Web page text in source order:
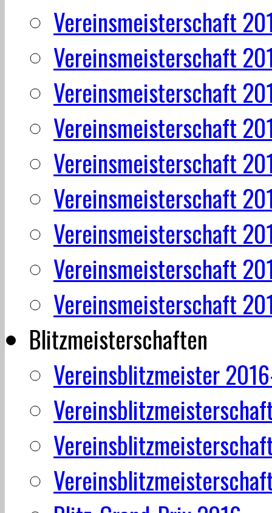
Vereinsmeisterschaft
Vereinsmeisterschaft
Vereinsmeisterschaft
Vereinsmeisterschaft
Vereinsmeisterschaft
Vereinsmeisterschaft
Vereinsmeisterschaft
Vereinsmeisterschaft
Vereinsmeisterschaft
Blitzmeisterschaften
Vereinsblitzmeister